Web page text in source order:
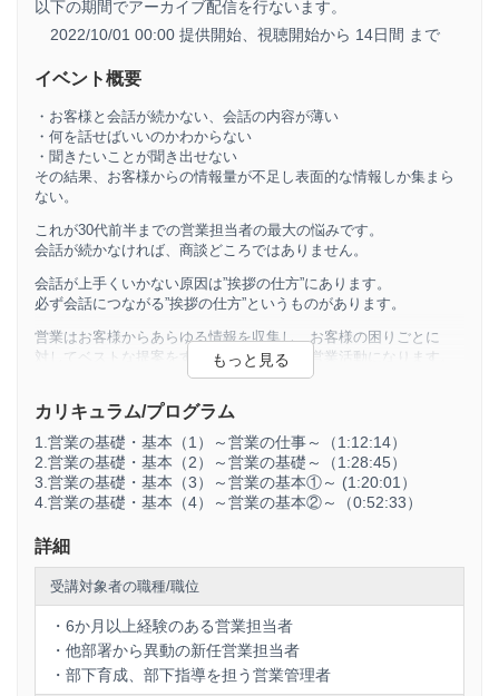
以下の期間でアーカイブ配信を行ないます。
2022/10/01 00:00 提供開始、 視聴開始から 14日間 まで
イベント概要
・お客様と会話が続かない、会話の内容が薄い
・何を話せばいいのかわからない
・聞きたいことが聞き出せない
その結果、お客様からの情報量が不足し表面的な情報しか集まら
ない。
これが30代前半までの営業担当者の最大の悩みです。
会話が続かなければ、商談どころではありません。
会話が上手くいかない原因は”挨拶の仕方”にあります。
必ず会話につながる”挨拶の仕方”というものがあります。
営業はお客様からあらゆる情報を収集し、お客様の困りごとに
対してベストな提案をすることで価値ある営業活動になります。
得ていることが前提になります。
営業活動のその前に！
営業の”やり方”を学ぶ前に！
す。
〈営業担当者向け内容のポイント３つ〉
・営業に対する仕事観
・営業担当者としてのスタンス、マインドの持ち方
カリキュラム/プログラム
1.営業の基礎・基本（1）～営業の仕事～（1:12:14）
2.営業の基礎・基本（2）～営業の基礎～（1:28:45）
3.営業の基礎・基本（3）～営業の基本①～ (1:20:01）
4.営業の基礎・基本（4）～営業の基本②～（0:52:33）
詳細
受講対象者の職種/職位
・6か月以上経験のある営業担当者
・他部署から異動の新任営業担当者
・部下育成、部下指導を担う営業管理者